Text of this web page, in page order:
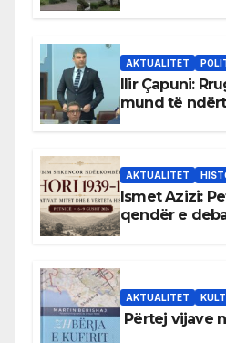
AKTUALITET
Ilir Çapuni:
mund të
AKTUALITET
Ismet Azizi:
qendër e
AKTUALITET
Përtej vijave